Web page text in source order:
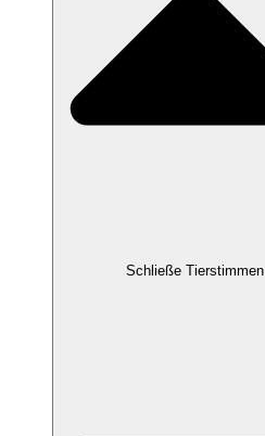
Schließe Tierstimmen